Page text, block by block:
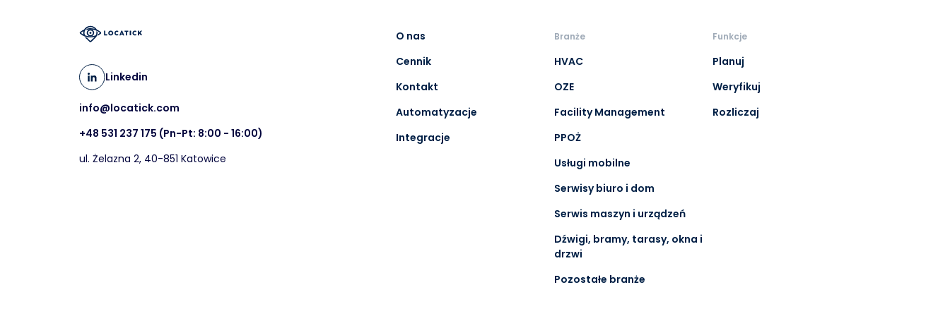
Linkedin
info@locatick.com
+48 531 237 175 (Pn-Pt: 8:00 - 16:00)
ul. Żelazna 2, 40-851 Katowice
O nas
Cennik
Kontakt
Automatyzacje
Integracje
Branże
HVAC
OZE
Facility Management
PPOŻ
Usługi mobilne
Serwisy biuro i dom
Serwis maszyn i urządzeń
Dźwigi, bramy, tarasy, okna i
drzwi
Pozostałe branże
Funkcje
Planuj
Weryfikuj
Rozliczaj